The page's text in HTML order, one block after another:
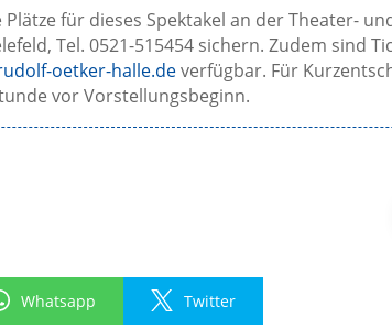
für dieses Spektakel an der Theater-
Tel. 0521-515454 sichern. Zudem sind
oetker-halle.deverfügbar. Für
vor Vorstellungsbeginn.
Whatsapp Twitter